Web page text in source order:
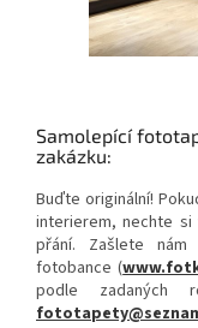
Samolepící
zakázku:
Buďte originální!
interierem, nechte
přání. Zašlete
fotobance (
podle zadaných